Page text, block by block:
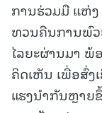
ການຮ່ວມມື ແຫ່ງ
ທວນຄືນການພົວ
ໄລຍະຜ່ານມາ ພ້
ຄິດເຫັນ ເພື່ອສົ່ງ
ແຮງນຳກັນຫຼາຍ